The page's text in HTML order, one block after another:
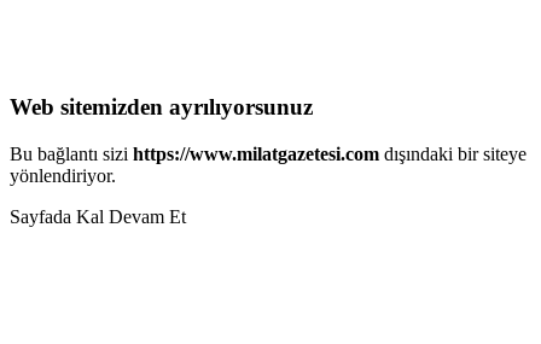
Web sitemizden ayrılıyorsunuz
Bu bağlantı sizi https://www.milatgazetesi.com dışındaki bir siteye
yönlendiriyor.
Sayfada Kal Devam Et